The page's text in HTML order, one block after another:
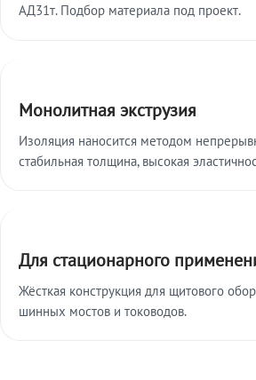
АД31т. Подбор материала под проект.
Монолитная экструзия
Изоляция наносится методом
стабильная толщина, высокая
Для стационарного
Жёсткая конструкция для щитового
шинных мостов и тоководов.